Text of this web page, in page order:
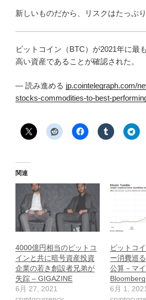
新しいものだから、リスクはたっぷ
ビットコイン（BTC）が2021年に最
高い資産であることが確認された。
— 読み進める jp.cointelegraph.com/
stocks-commodities-to-best-
関連
4000億円相当のビットコ
インと共に暗号資産投資
企業の若き創設者兄弟が
失踪 – GIGAZINE
6月 27, 2021
ビットコ
ー消費巡
公算－マ
Bloomberg
6月 1, 2021